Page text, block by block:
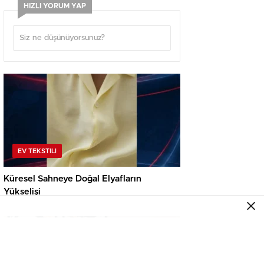
HIZLI YORUM YAP
EV TEKSTILI
Küresel Sahneye Doğal Elyafların
Yükselişi